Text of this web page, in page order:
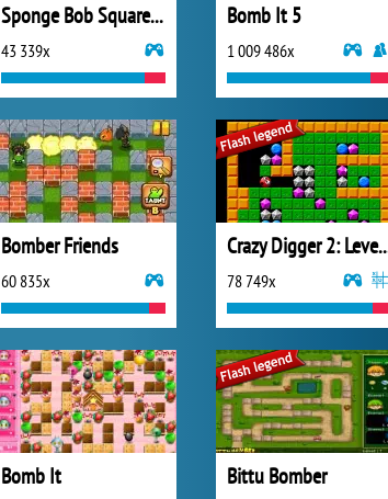
Sponge Bob SquarePants Boo or Boom
43 339x
Bomb It 5
1 009 486x
Bomber Friends
60 835x
Crazy
78 749x
Bomb It Bittu Bomber